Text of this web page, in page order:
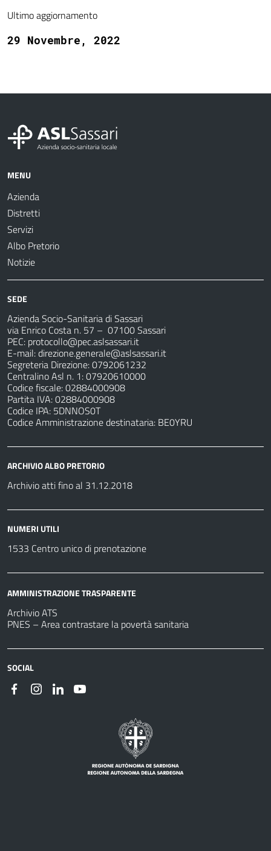
Ultimo aggiornamento
29 Novembre, 2022
MENU
Azienda
Distretti
Servizi
Albo Pretorio
Notizie
SEDE
Azienda Socio-Sanitaria di Sassari
via Enrico Costa n. 57 – 07100 Sassari
PEC: protocollo@pec.aslsassari.it
E-mail:direzione.generale@aslsassari.it
Segreteria Direzione: 0792061232
Centralino Asl n. 1: 07920610000
Codice fiscale: 02884000908
Partita IVA: 02884000908
Codice IPA: 5DNNOS0T
Codice Amministrazione destinataria: BE0YRU
ARCHIVIO ALBO PRETORIO
Archivio atti fino al 31.12.2018
NUMERI UTILI
1533 Centro unico di prenotazione
AMMINISTRAZIONE TRASPARENTE
Archivio ATS
PNES – Area contrastare la povertà sanitaria
SOCIAL